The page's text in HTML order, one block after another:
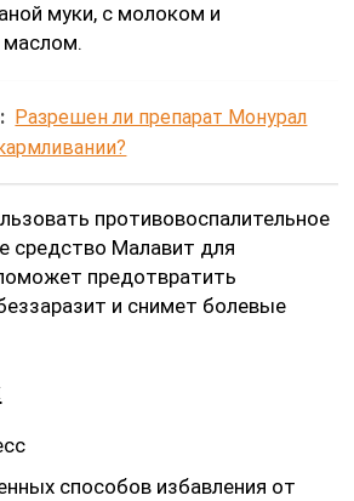
муки, с молоком и
Разрешен ли препарат Монурал
противовоспалительное
средство Малавит для
предотвратить
и снимет болевые
способов избавления от